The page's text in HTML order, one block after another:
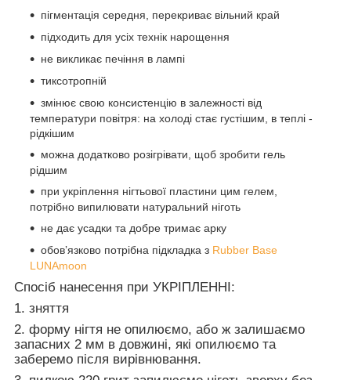
пігментація середня, перекриває вільний край
підходить для усіх технік нарощення
не викликає печіння в лампі
тиксотропній
змінює свою консистенцію в залежності від
температури повітря: на холоді стає густішим, в теплі -
рідкішим
можна додатково розігрівати, щоб зробити гель
рідшим
при укріплення нігтьової пластини цим гелем,
потрібно випилювати натуральний ніготь
не дає усадки та добре тримає арку
обовʼязково потрібна підкладка з Rubber Base
LUNAmoon
Спосіб нанесення при УКРІПЛЕННІ:
1. зняття
2. форму нігтя не опилюємо, або ж залишаємо
запасних 2 мм в довжині, які опилюємо та
заберемо після вирівнювання.